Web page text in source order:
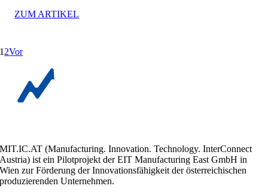
ZUM ARTIKEL
1 2Vor
MIT.IC.AT (Manufacturing. Innovation. Technology. InterConnect
Austria) ist ein Pilotprojekt der EIT Manufacturing East GmbH in
Wien zur Förderung der Innovationsfähigkeit der österreichischen
produzierenden Unternehmen.